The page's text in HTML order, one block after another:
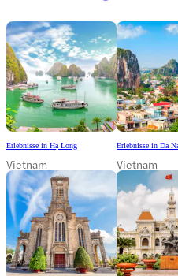
Erlebnisse in Hạ Long
Vietnam
Erlebnisse in Da
Vietnam